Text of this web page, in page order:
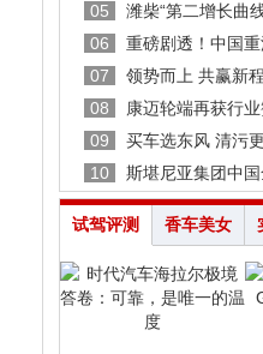
05
潍柴“第二增长曲
06
重磅剧透！中国
07
领势而上 共赢新
08
康迈轮端再获行
09
买车选东风 清污
10
斯堪尼亚集团中
试驾评测 香车美女